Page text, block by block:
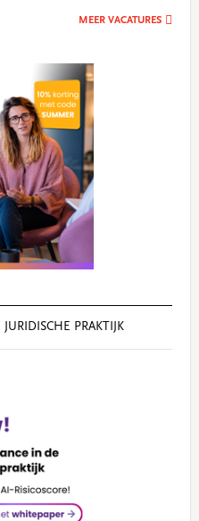
MEER VACATURES
PRAKTIJK